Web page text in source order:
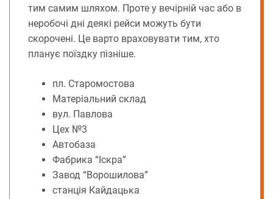
тим самим шляхом. Проте у вечірній час або в
неробочі дні деякі рейси можуть бути
скорочені. Це варто враховувати тим, хто
планує поїздку пізніше.
пл. Старомостова
Матеріальний склад
вул. Павлова
Цех №3
Автобаза
Фабрика “Іскра”
Завод “Ворошилова”
станція Кайдацька